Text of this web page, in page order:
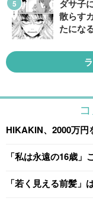
ダサ子
散らす
たにな